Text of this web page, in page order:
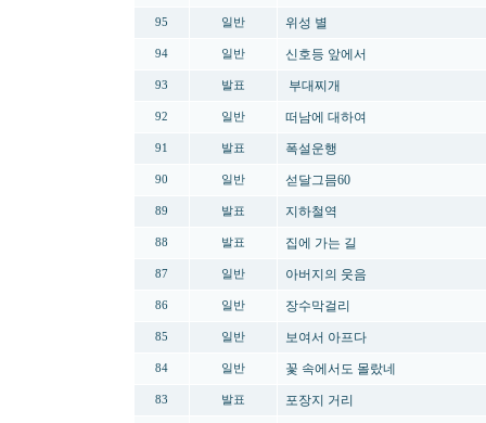
95 일반 위성 별
94 일반 신호등 앞에서
93 발표 부대찌개
92 일반 떠남에 대하여
91 발표 폭설운행
90 일반 섣달그믐60
89 발표 지하철역
88 발표 집에 가는 길
87 일반 아버지의 웃음
86 일반 장수막걸리
85 일반 보여서 아프다
84 일반 꽃 속에서도 몰랐네
83 발표 포장지 거리